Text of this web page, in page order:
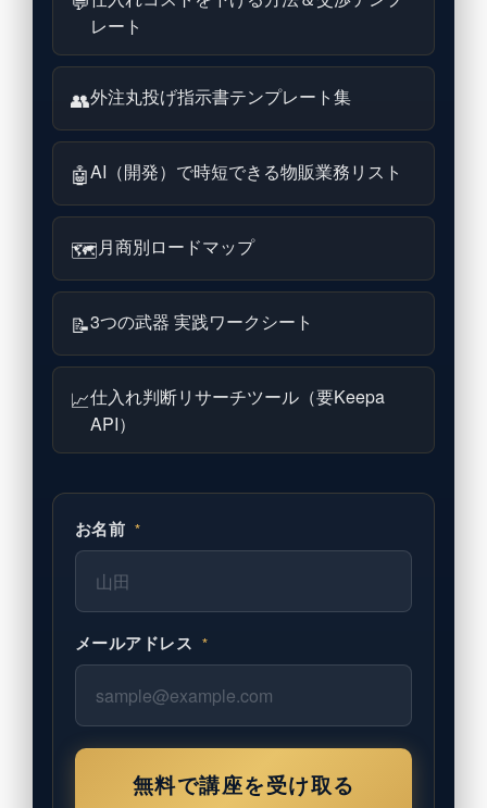
レート
👥外注丸投げ指示書テンプレート集
🤖AI（開発）で時短できる物販業務リスト
🗺月商別ロードマップ
📝3つの武器 実践ワークシート
📈仕入れ判断リサーチツール（要Keepa
API）
お名前 *
メールアドレス *
無料で講座を受け取る